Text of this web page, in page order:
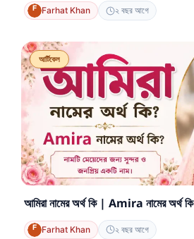
Farhat Khan ২ বছর আগে
আর্টিকেল
আমিরা নামের অর্থ কি | Amira নামের অর্থ কি
Farhat Khan ২ বছর আগে